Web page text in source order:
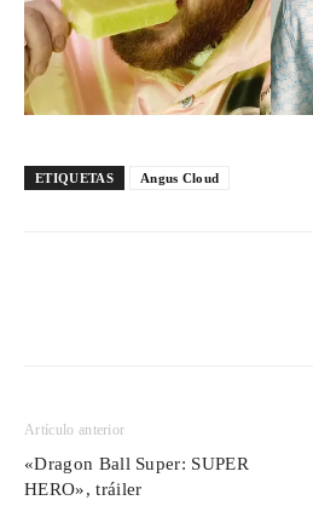
ETIQUETAS Angus Cloud
Artículo anterior
«Dragon Ball Super: SUPER
HERO», tráiler